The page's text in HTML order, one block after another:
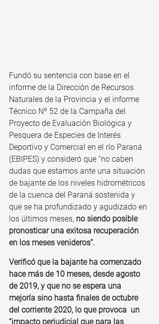
Fundó su sentencia con base en el
informe de la Dirección de Recursos
Naturales de la Provincia y el informe
Técnico Nº 52 de la Campaña del
Proyecto de Evaluación Biológica y
Pesquera de Especies de Interés
Deportivo y Comercial en el río Paraná
(EBIPES) y consideró que “no caben
dudas que estamos ante una situación
de bajante de los niveles hidrométricos
de la cuenca del Paraná sostenida y
que se ha profundizado y agudizado en
los últimos meses, no siendo posible
pronosticar una exitosa recuperación
en los meses venideros”.
Verificó que la bajante ha comenzado
hace más de 10 meses, desde agosto
de 2019, y que no se espera una
mejoría sino hasta finales de octubre
del corriente 2020, lo que provoca  un
“impacto perjudicial que para las